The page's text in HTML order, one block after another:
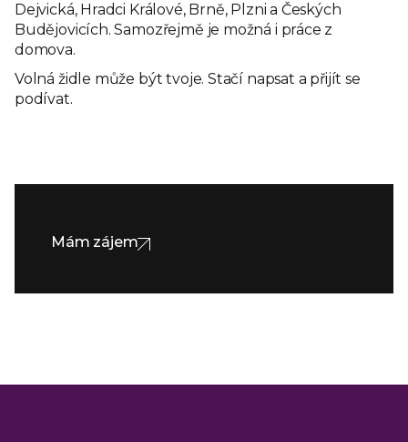
Dejvická, Hradci Králové, Brně, Plzni a Českých
Budějovicích. Samozřejmě je možná i práce z
domova.
Volná židle může být tvoje. Stačí napsat a přijít se
podívat.
Mám zájem